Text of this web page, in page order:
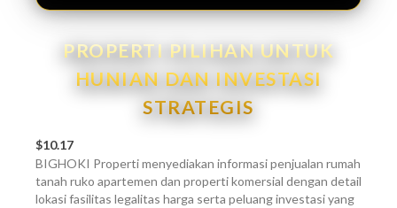
PROPERTI PILIHAN UNTUK
HUNIAN DAN INVESTASI
STRATEGIS
$10.17
BIGHOKI Properti menyediakan informasi penjualan rumah
tanah ruko apartemen dan properti komersial dengan detail
lokasi fasilitas legalitas harga serta peluang investasi yang